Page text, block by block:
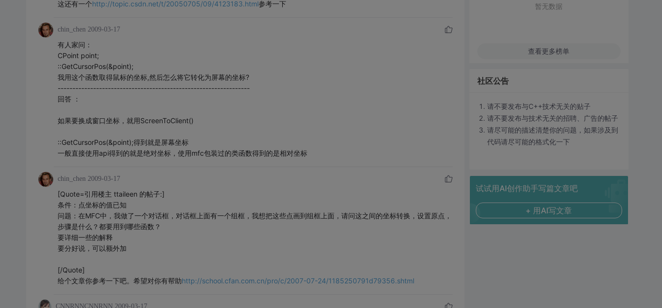
这还有一个http://topic.csdn.net/t/20050705/09/4123183.html参考一下
chin_chen 2009-03-17
有人家问：
CPoint point;
::GetCursorPos(&point);
我用这个函数取得鼠标的坐标,然后怎么将它转化为屏幕的坐标?
-----------------------------------------------------------------
回答 ：
如果要换成窗口坐标，就用ScreenToClient()
::GetCursorPos(&point);得到就是屏幕坐标
一般直接使用api得到的就是绝对坐标，使用mfc包装过的类函数得到的是相对坐标
chin_chen 2009-03-17
[Quote=引用楼主 ttaileen 的帖子:]
条件：点坐标的值已知
问题：在MFC中，我做了一个对话框，对话框上面有一个组框，我想把这些点画到组框上面，请问这之间的坐标转换，设置原点，
步骤是什么？都要用到哪些函数？
要详细一些的解释
要分好说，可以额外加
[/Quote]
给个文章你参考一下吧。希望对你有帮助http://school.cfan.com.cn/pro/c/2007-07-24/1185250791d79356.shtml
CNNRNNCNNRNN 2009-03-17
暂无数据
查看更多榜单
社区公告
请不要发布与C++技术无关的贴子
请不要发布与技术无关的招聘、广告的帖子
请尽可能的描述清楚你的问题，如果涉及到
代码请尽可能的格式化一下
试试用AI创作助手写篇文章吧
+ 用AI写文章